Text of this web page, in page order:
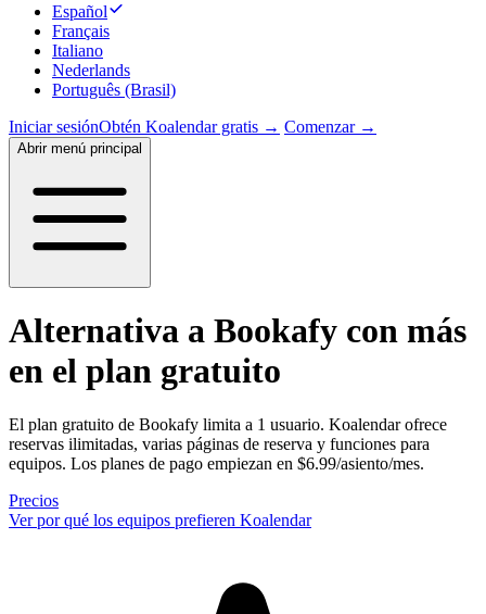
Español
Français
Italiano
Nederlands
Português (Brasil)
Iniciar sesiónObtén Koalendar gratis → Comenzar →
Abrir menú principal
Alternativa a Bookafy con más
en el plan gratuito
El plan gratuito de Bookafy limita a 1 usuario. Koalendar ofrece
reservas ilimitadas, varias páginas de reserva y funciones para
equipos. Los planes de pago empiezan en $6.99/asiento/mes.
Precios
Ver por qué los equipos prefieren Koalendar